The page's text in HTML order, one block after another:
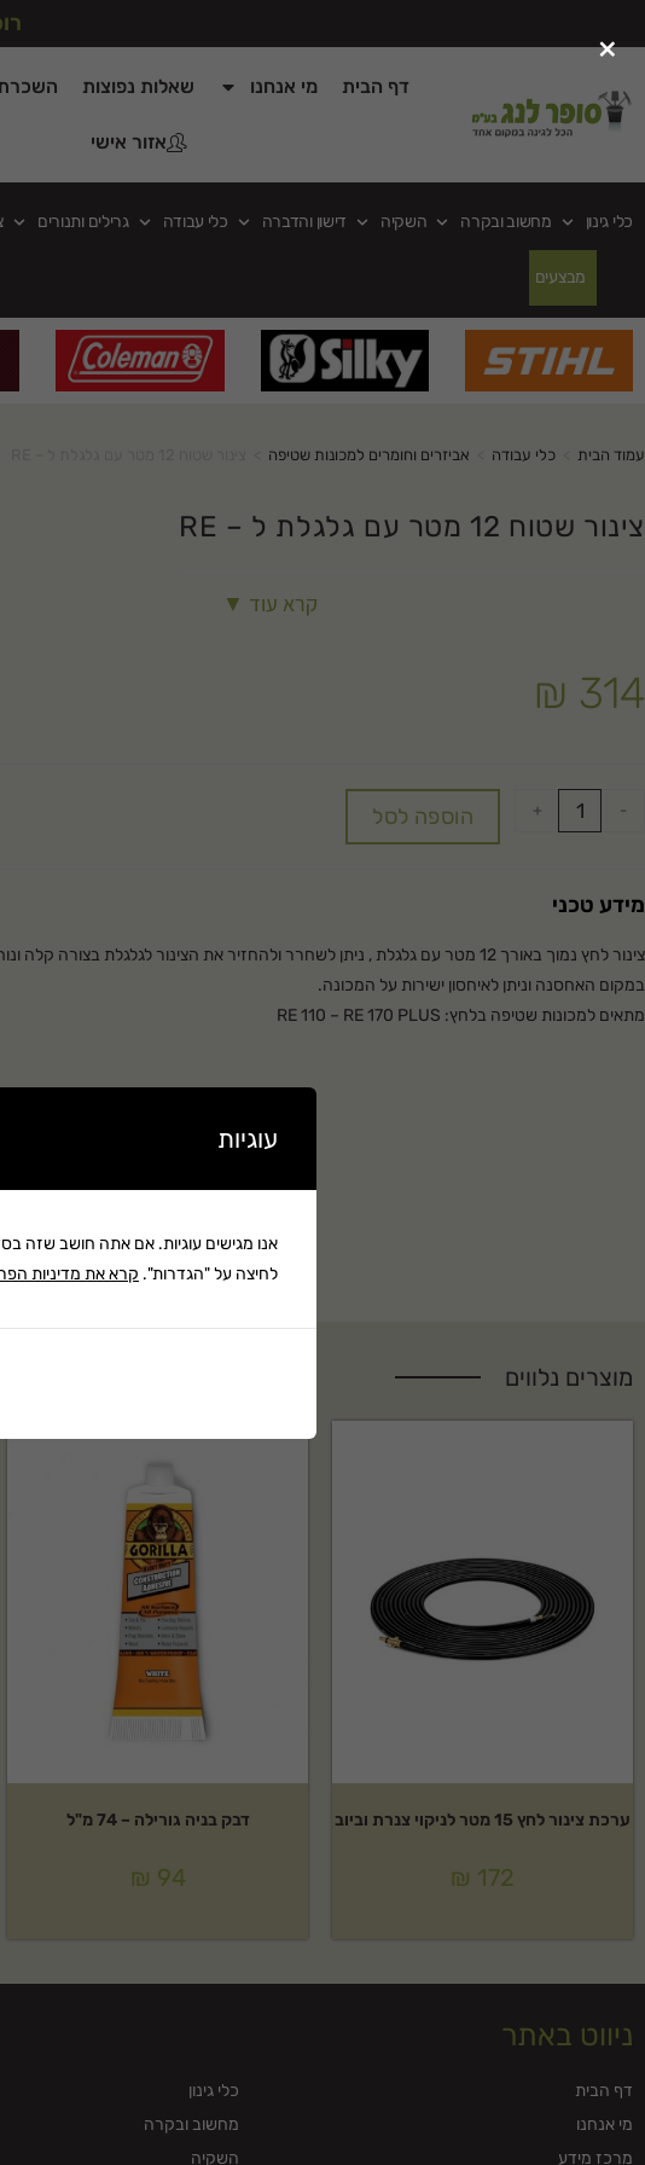
דף הבית מי אנחנו שאלות נפוצות השכרת
אזור אישי
כלי גינון מחשוב ובקרה השקיה דישון והדברה כלי עבודה גרילים ותנורים
מבצעים
עמוד הבית כלי עבודה אביזרים וחומרים למכונות שטיפה
צינור שטוח 12 מטר עם גלגלת ל – RE
קרא עוד ▼
₪ 314
-
+ הוספה לסל
מידע טכני
צינור לחץ נמוך באורך 12 מטר עם גלגלת , ניתן לשחרר ולהחזיר את הצינור לגלגלת בצורה קלה
במקום האחסנה וניתן לאיחסון ישירות על המכונה.
מתאים למכונות שטיפה בלחץ: RE 110 – RE 170 PLUS
מוצרים נלווים
ערכת צינור לחץ 15 מטר לניקוי צנרת וביוב
₪ 172
דבק בניה גורילה – 74 מ"ל
₪ 94
ניווט באתר
דף הבית
מי אנחנו
מרכז מידע
כלי גינון
מחשוב ובקרה
השקיה
×
עוגיות
אנו מגישים עוגיות. אם אתה חושב שזה
לחיצה על "הגדרות". קרא את מדיניות